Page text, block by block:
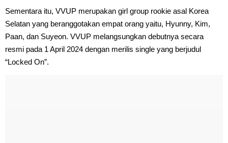
Sementara itu, VVUP merupakan girl group rookie asal Korea
Selatan yang beranggotakan empat orang yaitu, Hyunny, Kim,
Paan, dan Suyeon. VVUP melangsungkan debutnya secara
resmi pada 1 April 2024 dengan merilis single yang berjudul
“Locked On”.